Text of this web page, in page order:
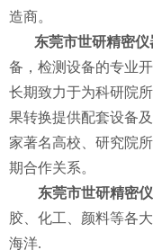
造商。
东莞市世研精密仪
备，检测设备的专业
长期致力于为科研院
果转换提供配套设备
家著名高校、研究院
期合作关系。
东莞市世研精密
胶、化工、颜料等各
海洋.